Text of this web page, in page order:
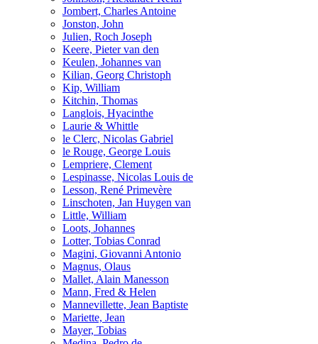
Jombert, Charles Antoine
Jonston, John
Julien, Roch Joseph
Keere, Pieter van den
Keulen, Johannes van
Kilian, Georg Christoph
Kip, William
Kitchin, Thomas
Langlois, Hyacinthe
Laurie & Whittle
le Clerc, Nicolas Gabriel
le Rouge, George Louis
Lempriere, Clement
Lespinasse, Nicolas Louis de
Lesson, René Primevère
Linschoten, Jan Huygen van
Little, William
Loots, Johannes
Lotter, Tobias Conrad
Magini, Giovanni Antonio
Magnus, Olaus
Mallet, Alain Manesson
Mann, Fred & Helen
Mannevillette, Jean Baptiste
Mariette, Jean
Mayer, Tobias